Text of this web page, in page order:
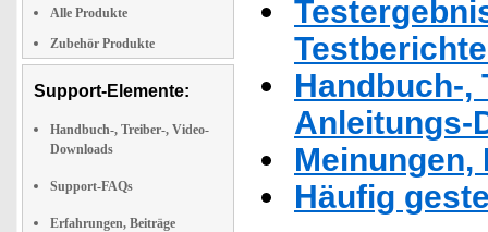
Alle Produkte
Zubehör Produkte
Support-Elemente:
Handbuch-, Treiber-, Video-
Downloads
Support-FAQs
Erfahrungen, Beiträge
Handbuch-,
Anleitungs-
Häufig